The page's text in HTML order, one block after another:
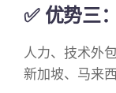
✅ 优势三
人力、技术外
新加坡、马来